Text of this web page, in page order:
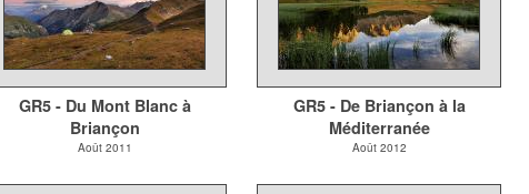
GR5 - Du Mont Blanc à
Briançon
Août 2011
GR5 - De Briançon à la
Méditerranée
Août 2012